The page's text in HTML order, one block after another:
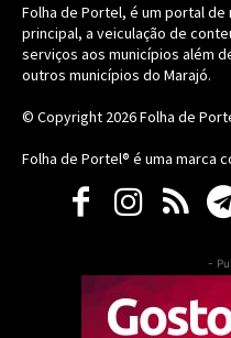
Folha de Portel, é um portal
principal, a veiculação de
serviços aos municípios além
outros municípios do Marajó.
© Copyright 2026Folha de
Folha de Portel® é uma marca
-